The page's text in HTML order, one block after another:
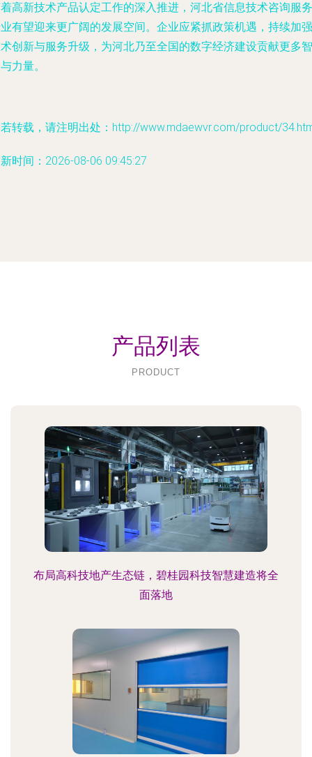
高新技术产品认定工作的深入推进，河北省信息技术咨询服务
有望迎来更广阔的发展空间。企业应紧抓政策机遇，持续加强
创新与服务升级，为河北乃至全国的数字经济建设贡献更多智
力量。
转载，请注明出处：http://www.mdaewvr.com/product/
时间：2026-08-06 09:45:27
产品列表
PRODUCT
布局高科技地产生态链，碧桂园科技智慧建造将全
面落地